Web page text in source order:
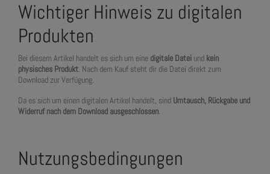
Wichtiger Hinweis zu digitalen
Produkten
Bei diesem Artikel handelt es sich um eine digitale Datei und kein
physisches Produkt . Nach dem Kauf steht dir die Datei direkt zum
Download zur Verfügung.
Da es sich um einen digitalen Artikel handelt, sind Umtausch, Rückgabe und
Widerruf nach dem Download ausgeschlossen
Nutzungsbedingungen